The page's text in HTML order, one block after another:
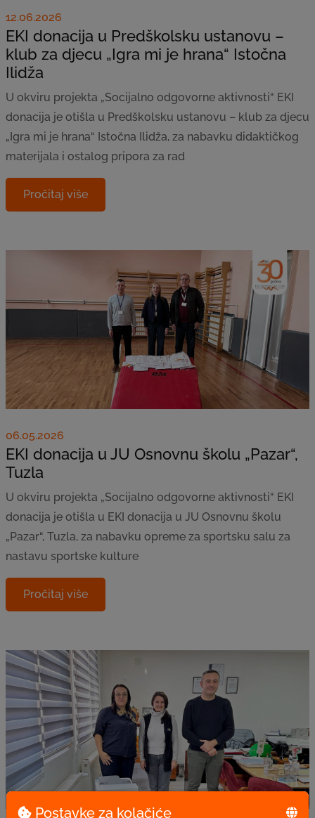
Postavke za kolačiće
12.06.2026
EKI donacija u Predškolsku ustanovu –
klub za djecu „Igra mi je hrana“ Istočna
Ilidža
U okviru projekta „Socijalno odgovorne aktivnosti“ EKI
donacija je otišla u Predškolsku ustanovu – klub za djecu
„Igra mi je hrana“ Istočna Ilidža, za nabavku didaktičkog
materijala i ostalog pripora za rad
Pročitaj više
06.05.2026
EKI donacija u JU Osnovnu školu „Pazar“,
Tuzla
U okviru projekta „Socijalno odgovorne aktivnosti“ EKI
donacija je otišla u EKI donacija u JU Osnovnu školu
„Pazar“, Tuzla, za nabavku opreme za sportsku salu za
nastavu sportske kulture
Pročitaj više